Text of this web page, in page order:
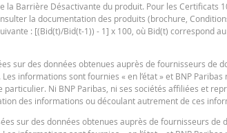
Barrière Désactivante du produit. Pour les Certificats
la documentation des produits (brochure,
: [(Bid(t)/Bid(t-1)) - 1] x 100, où Bid(t) correspond
sur des données obtenues auprès de fournisseurs de
informations sont fournies « en l’état » et BNP Paribas
particulier. Ni BNP Paribas, ni ses sociétés affiliées et
des informations ou découlant autrement de ces
sur des données obtenues auprès de fournisseurs de